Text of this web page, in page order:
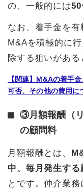
の、一般的には
なお、着手金を有
M&Aを積極的に
除する狙いがある
【関連】M&Aの着手
可否、その他の費用に
③月額報酬（
の顧問料
月額報酬とは、
中、毎月発生す
とです。仲介業